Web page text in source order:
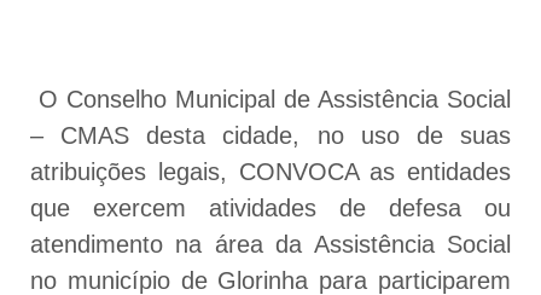
O Conselho Municipal de Assistência Social
– CMAS desta cidade, no uso de suas
atribuições legais, CONVOCA as entidades
que exercem atividades de defesa ou
atendimento na área da Assistência Social
no município de Glorinha para participarem